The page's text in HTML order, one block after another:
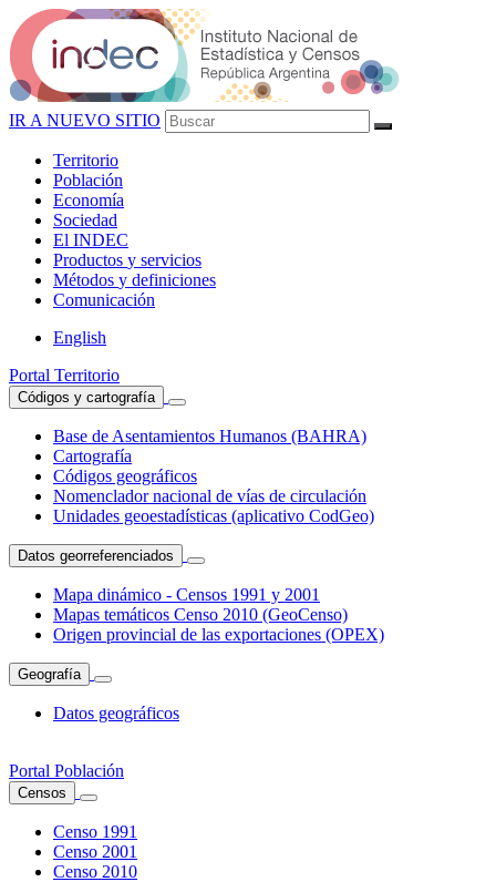
IR A NUEVO SITIO
Territorio
Población
Economía
Sociedad
El INDEC
Productos y servicios
Métodos y definiciones
Comunicación
English
Portal Territorio
Códigos y cartografía
Base de Asentamientos Humanos (BAHRA)
Cartografía
Códigos geográficos
Nomenclador nacional de vías de circulación
Unidades geoestadísticas (aplicativo CodGeo)
Datos georreferenciados
Mapa dinámico - Censos 1991 y 2001
Mapas temáticos Censo 2010 (GeoCenso)
Origen provincial de las exportaciones (OPEX)
Geografía
Datos geográficos
Portal Población
Censos
Censo 1991
Censo 2001
Censo 2010